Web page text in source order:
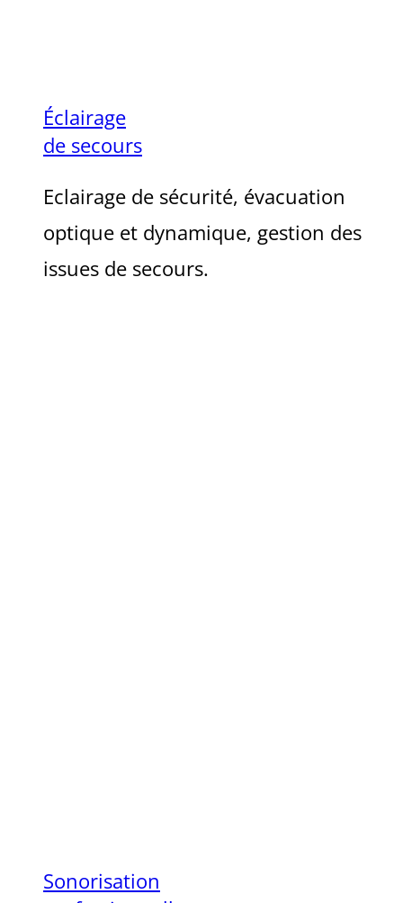
Éclairage
de secours
Eclairage de sécurité, évacuation
optique et dynamique, gestion des
issues de secours.
Sonorisation